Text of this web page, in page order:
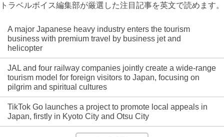
トラベルボイス編集部が厳選した注目記事を英文で読めます。
A major Japanese heavy industry enters the tourism
business with premium travel by business jet and
helicopter
JAL and four railway companies jointly create a wide-range
tourism model for foreign visitors to Japan, focusing on
pilgrim and spiritual cultures
TikTok Go launches a project to promote local appeals in
Japan, firstly in Kyoto City and Otsu City